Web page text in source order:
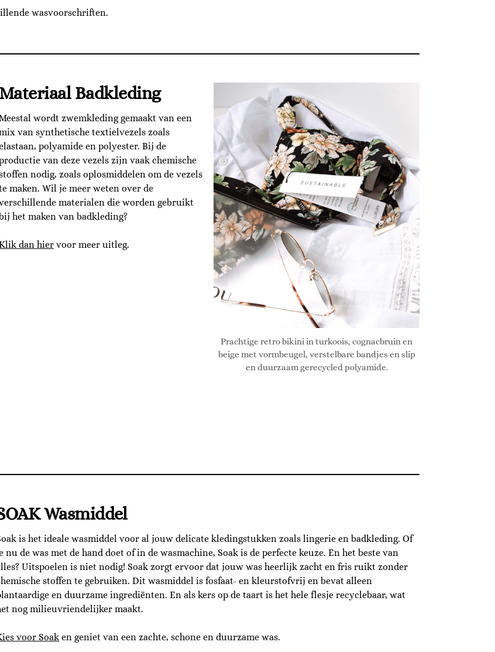
wasvoorschriften.
Materiaal Badkleding
wordt zwemkleding gemaakt van een
van synthetische textielvezels zoals
polyamide en polyester. Bij de
van deze vezels zijn vaak chemische
nodig, zoals oplosmiddelen om de vezels
maken. Wil je meer weten over de
materialen die worden gebruikt
het maken van badkleding?
dan hiervoor meer uitleg.
Prachtige retro bikini in turkoois, cognacbruin en
beige met vormbeugel, verstelbare bandjes en slip
en duurzaam gerecycled polyamide.
Wasmiddel
is het ideale wasmiddel voor al jouw delicate kledingstukken zoals lingerie en badkleding. Of
nu de was met de hand doet of in de wasmachine, Soak is de perfecte keuze. En het beste van
Uitspoelen is niet nodig! Soak zorgt ervoor dat jouw was heerlijk zacht en fris ruikt zonder
stoffen te gebruiken. Dit wasmiddel is fosfaat- en kleurstofvrij en bevat alleen
en duurzame ingrediënten. En als kers op de taart is het hele flesje recyclebaar, wat
nog milieuvriendelijker maakt.
voor Soak en geniet van een zachte, schone en duurzame was.